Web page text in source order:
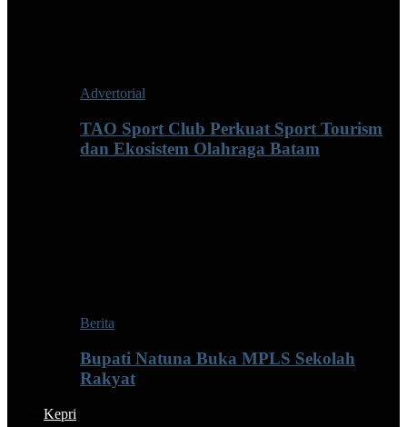
Advertorial
TAO Sport Club Perkuat Sport Tourism
dan Ekosistem Olahraga Batam
Berita
Bupati Natuna Buka MPLS Sekolah
Rakyat
Kepri